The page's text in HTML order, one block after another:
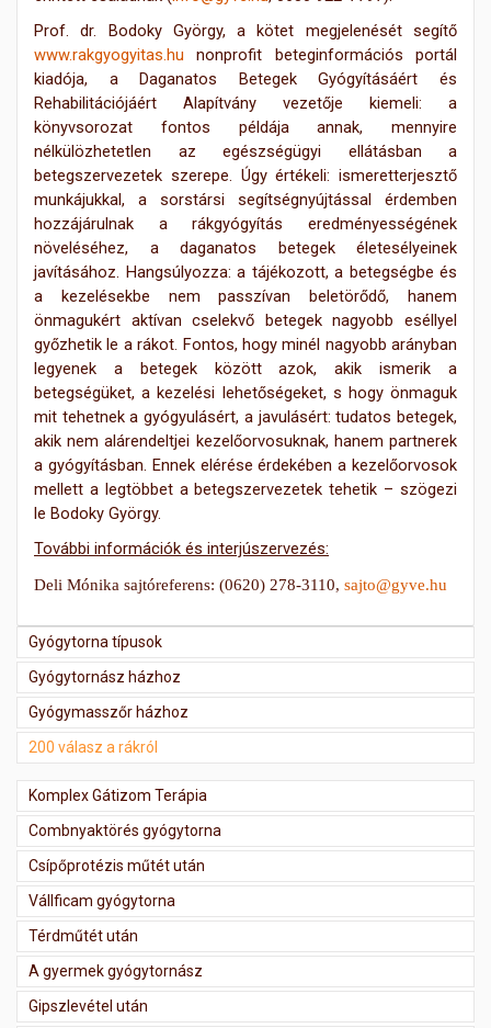
Prof. dr. Bodoky György, a kötet megjelenését segítő
www.rakgyogyitas.hu nonprofit beteginformációs portál
kiadója, a Daganatos Betegek Gyógyításáért és
Rehabilitációjáért Alapítvány vezetője kiemeli: a
könyvsorozat fontos példája annak, mennyire
nélkülözhetetlen az egészségügyi ellátásban a
betegszervezetek szerepe. Úgy értékeli: ismeretterjesztő
munkájukkal, a sorstársi segítségnyújtással érdemben
hozzájárulnak a rákgyógyítás eredményességének
növeléséhez, a daganatos betegek életesélyeinek
javításához. Hangsúlyozza: a tájékozott, a betegségbe és
a kezelésekbe nem passzívan beletörődő, hanem
önmagukért aktívan cselekvő betegek nagyobb eséllyel
győzhetik le a rákot. Fontos, hogy minél nagyobb arányban
legyenek a betegek között azok, akik ismerik a
betegségüket, a kezelési lehetőségeket, s hogy önmaguk
mit tehetnek a gyógyulásért, a javulásért: tudatos betegek,
akik nem alárendeltjei kezelőorvosuknak, hanem partnerek
a gyógyításban. Ennek elérése érdekében a kezelőorvosok
mellett a legtöbbet a betegszervezetek tehetik – szögezi
le Bodoky György.
További információk és interjúszervezés:
Deli Mónika sajtóreferens: (0620) 278-3110, sajto@gyve.hu
Gyógytorna típusok
Gyógytornász házhoz
Gyógymasszőr házhoz
200 válasz a rákról
Komplex Gátizom Terápia
Combnyaktörés gyógytorna
Csípőprotézis műtét után
Vállficam gyógytorna
Térdműtét után
A gyermek gyógytornász
Gipszlevétel után